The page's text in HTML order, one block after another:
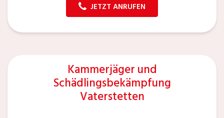
JETZT ANRUFEN
Kammerjäger und
Schädlingsbekämpfung
Vaterstetten